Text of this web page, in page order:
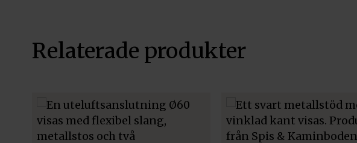
Relaterade produkter